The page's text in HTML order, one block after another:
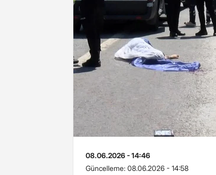
08.06.2026 - 14:46
Güncelleme: 08.06.2026 - 14:58